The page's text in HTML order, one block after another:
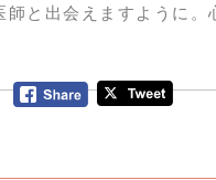
師と出会えますように